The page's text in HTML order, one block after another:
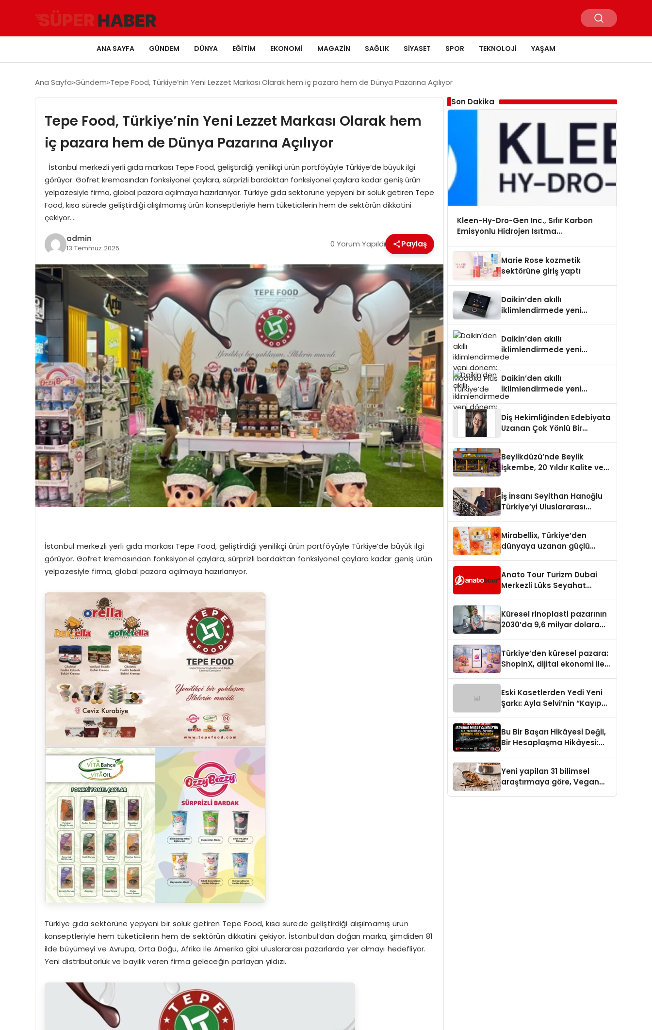
ANA SAYFA GÜNDEM DÜNYA EĞITIM EKONOMI MAGAZIN SAĞLIK SIYASET SPOR TEKNOLOJI YAŞAM
Ana Sayfa Gündem Tepe Food, Türkiye’nin Yeni Lezzet Markası Olarak hem iç pazara hem de Dünya Pazarına Açılıyor
Tepe Food, Türkiye’nin Yeni Lezzet Markası Olarak hem
iç pazara hem de Dünya Pazarına Açılıyor
İstanbul merkezli yerli gıda markası Tepe Food, geliştirdiği yenilikçi ürün portföyüyle Türkiye’de büyük ilgi
görüyor. Gofret kremasından fonksiyonel çaylara, sürprizli bardaktan fonksiyonel çaylara kadar geniş ürün
yelpazesiyle firma, global pazara açılmaya hazırlanıyor. Türkiye gıda sektörüne yepyeni bir soluk getiren Tepe
Food, kısa sürede geliştirdiği alışılmamış ürün konseptleriyle hem tüketicilerin hem de sektörün dikkatini
çekiyor….
admin
13 Temmuz 2025 0 Yorum Yapıldı Paylaş
İstanbul merkezli yerli gıda markası Tepe Food, geliştirdiği yenilikçi ürün portföyüyle Türkiye’de büyük ilgi
görüyor. Gofret kremasından fonksiyonel çaylara, sürprizli bardaktan fonksiyonel çaylara kadar geniş ürün
yelpazesiyle firma, global pazara açılmaya hazırlanıyor.
Türkiye gıda sektörüne yepyeni bir soluk getiren Tepe Food, kısa sürede geliştirdiği alışılmamış ürün
konseptleriyle hem tüketicilerin hem de sektörün dikkatini çekiyor. İstanbul’dan doğan marka, şimdiden 81
ilde büyümeyi ve Avrupa, Orta Doğu, Afrika ile Amerika gibi uluslararası pazarlarda yer almayı hedefliyor.
Yeni distribütörlük ve bayilik veren firma geleceğin parlayan yıldızı.
Son Dakika
Kleen-Hy-Dro-Gen Inc., Sıfır Karbon
Emisyonlu Hidrojen Isıtma
Onaylarını Aldı
Marie Rose kozmetik
sektörüne giriş yaptı
Daikin’den akıllı
iklimlendirmede yeni
Daikin’den akıllı
iklimlendirmede yeni
dönem: Madoka Plus
Daikin’den akıllı
iklimlendirmede yeni
dönem: Madoka Plus
Diş Hekimliğinden Edebiyata
Uzanan Çok Yönlü Bir
Beylikdüzü’nde Beylik
İşkembe, 20 Yıldır Kalite ve
İş İnsanı Seyithan Hanoğlu
Türkiye’yi Uluslararası
Mirabellix, Türkiye’den
dünyaya uzanan güçlü
Anato Tour Turizm Dubai
Merkezli Lüks Seyahat
Küresel rinoplasti pazarının
2030’da 9,6 milyar dolara
Türkiye’den küresel pazara:
ShopinX, dijital ekonomi ile
Eski Kasetlerden Yedi Yeni
Şarkı: Ayla Selvi’nin “Kayıp
Bu Bir Başarı Hikâyesi Değil,
Bir Hesaplaşma Hikâyesi:
Yeni yapilan 31 bilimsel
araştırmaya göre, Vegan